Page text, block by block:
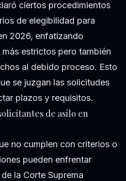
ciertos procedimientos
de elegibilidad para
2026, enfatizando
estrictos pero también
al debido proceso. Esto
se juzgan las solicitudes
plazos y requisitos.
de asilo en
no cumplen con criterios o
pueden enfrentar
la Corte Suprema